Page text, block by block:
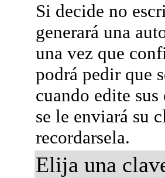
Si decide no
generará una
una vez que
podrá pedir que
cuando edite sus
se le enviará su
recordarsela.
Elija una